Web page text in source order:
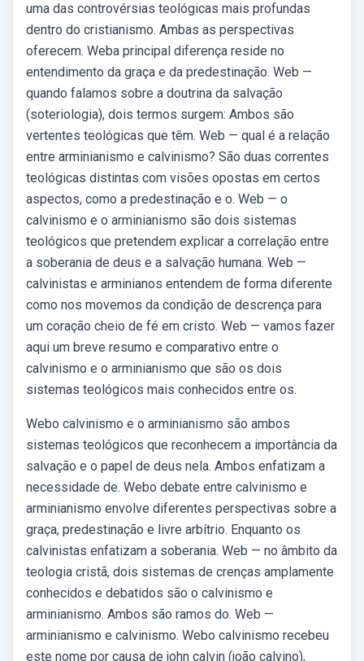
uma das controvérsias teológicas mais profundas
dentro do cristianismo. Ambas as perspectivas
oferecem. Weba principal diferença reside no
entendimento da graça e da predestinação. Web —
quando falamos sobre a doutrina da salvação
(soteriologia), dois termos surgem: Ambos são
vertentes teológicas que têm. Web — qual é a relação
entre arminianismo e calvinismo? São duas correntes
teológicas distintas com visões opostas em certos
aspectos, como a predestinação e o. Web — o
calvinismo e o arminianismo são dois sistemas
teológicos que pretendem explicar a correlação entre
a soberania de deus e a salvação humana. Web —
calvinistas e arminianos entendem de forma diferente
como nos movemos da condição de descrença para
um coração cheio de fé em cristo. Web — vamos fazer
aqui um breve resumo e comparativo entre o
calvinismo e o arminianismo que são os dois
sistemas teológicos mais conhecidos entre os.
Webo calvinismo e o arminianismo são ambos
sistemas teológicos que reconhecem a importância da
salvação e o papel de deus nela. Ambos enfatizam a
necessidade de. Webo debate entre calvinismo e
arminianismo envolve diferentes perspectivas sobre a
graça, predestinação e livre arbítrio. Enquanto os
calvinistas enfatizam a soberania. Web — no âmbito da
teologia cristã, dois sistemas de crenças amplamente
conhecidos e debatidos são o calvinismo e
arminianismo. Ambos são ramos do. Web —
arminianismo e calvinismo. Webo calvinismo recebeu
este nome por causa de john calvin (joão calvino),